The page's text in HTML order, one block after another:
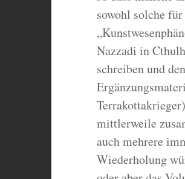
sowohl solche
Nazzadi in
schreiben und
mittlerweile
auch mehrere
Wiederholung